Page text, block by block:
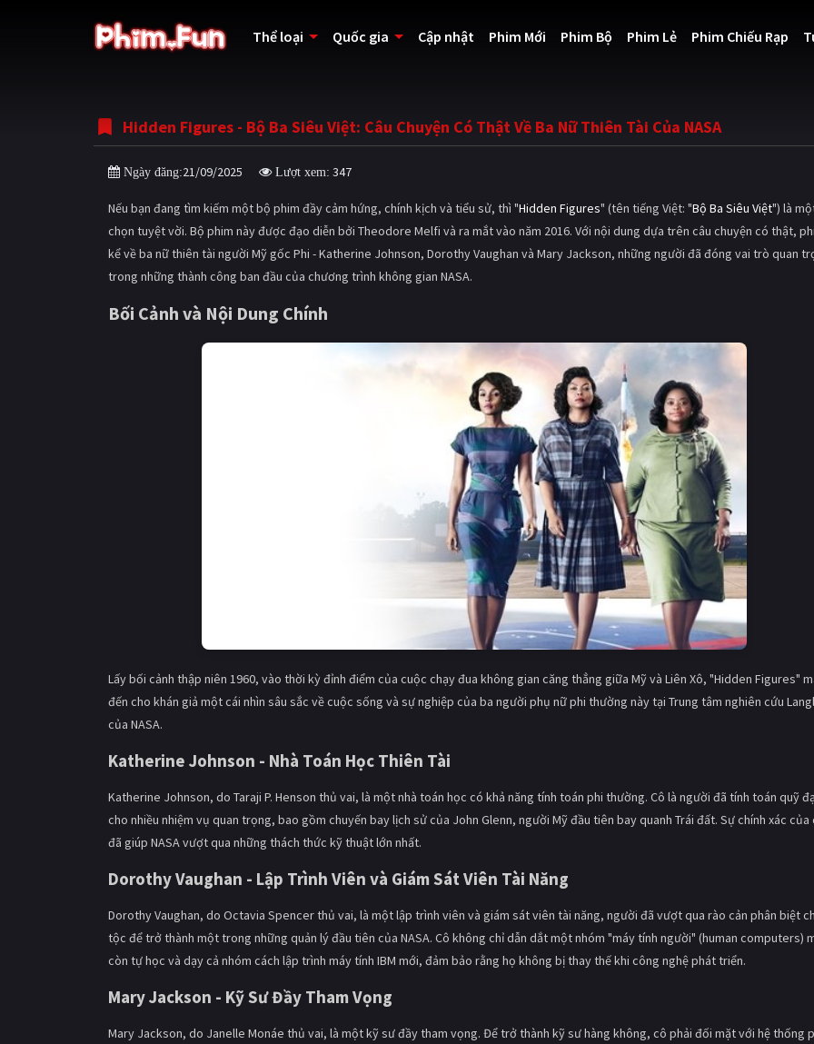
Thể loại Quốc gia Cập nhật Phim Mới Phim Bộ Phim Lẻ Phim Chiếu Rạp
Hidden Figures - Bộ Ba Siêu Việt: Câu Chuyện Có Thật Về Ba Nữ Thiên Tài Của NASA
Ngày đăng:21/09/2025 Lượt xem: 347
Nếu bạn đang tìm kiếm một bộ phim đầy cảm hứng, chính kịch và tiểu sử, thì "Hidden Figures" (tên tiếng Việt: "Bộ Ba Siêu Việt") là
chọn tuyệt vời. Bộ phim này được đạo diễn bởi Theodore Melfi và ra mắt vào năm 2016. Với nội dung dựa trên câu chuyện có thật,
kể về ba nữ thiên tài người Mỹ gốc Phi - Katherine Johnson, Dorothy Vaughan và Mary Jackson, những người đã đóng vai trò quan
trong những thành công ban đầu của chương trình không gian NASA.
Bối Cảnh và Nội Dung Chính
Lấy bối cảnh thập niên 1960, vào thời kỳ đỉnh điểm của cuộc chạy đua không gian căng thẳng giữa Mỹ và Liên Xô, "Hidden Figures"
đến cho khán giả một cái nhìn sâu sắc về cuộc sống và sự nghiệp của ba người phụ nữ phi thường này tại Trung tâm nghiên cứu
của NASA.
Katherine Johnson - Nhà Toán Học Thiên Tài
Katherine Johnson, do Taraji P. Henson thủ vai, là một nhà toán học có khả năng tính toán phi thường. Cô là người đã tính toán quỹ
cho nhiều nhiệm vụ quan trọng, bao gồm chuyến bay lịch sử của John Glenn, người Mỹ đầu tiên bay quanh Trái đất. Sự chính xác của
đã giúp NASA vượt qua những thách thức kỹ thuật lớn nhất.
Dorothy Vaughan - Lập Trình Viên và Giám Sát Viên Tài Năng
Dorothy Vaughan, do Octavia Spencer thủ vai, là một lập trình viên và giám sát viên tài năng, người đã vượt qua rào cản phân biệt
tộc để trở thành một trong những quản lý đầu tiên của NASA. Cô không chỉ dẫn dắt một nhóm "máy tính người" (human computers)
còn tự học và dạy cả nhóm cách lập trình máy tính IBM mới, đảm bảo rằng họ không bị thay thế khi công nghệ phát triển.
Mary Jackson - Kỹ Sư Đầy Tham Vọng
Mary Jackson, do Janelle Monáe thủ vai, là một kỹ sư đầy tham vọng. Để trở thành kỹ sư hàng không, cô phải đối mặt với hệ thống